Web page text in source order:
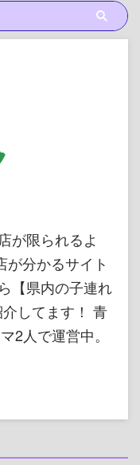
が限られるよ
分かるサイト
【県内の子連れ
してます！ 青
2人で運営中。